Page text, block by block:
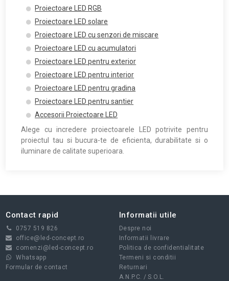
Proiectoare LED RGB
Proiectoare LED solare
Proiectoare LED cu senzori de miscare
Proiectoare LED cu acumulatori
Proiectoare LED pentru exterior
Proiectoare LED pentru interior
Proiectoare LED pentru gradina
Proiectoare LED pentru santier
Accesorii Proiectoare LED
Alege cu incredere proiectoarele LED potrivite pentru
proiectul tau si bucura-te de eficienta, durabilitate si o
iluminare de calitate superioara.
Contact rapid
0757 519 826
office@led-concept.ro
comenzi@led-concept.ro
Whatsapp
Formular de contact
Informatii utile
Despre noi
Informatii livrare
Politica de confidentialitate
Termeni si conditii
Returnari
A.N.P.C. / S.O.L.